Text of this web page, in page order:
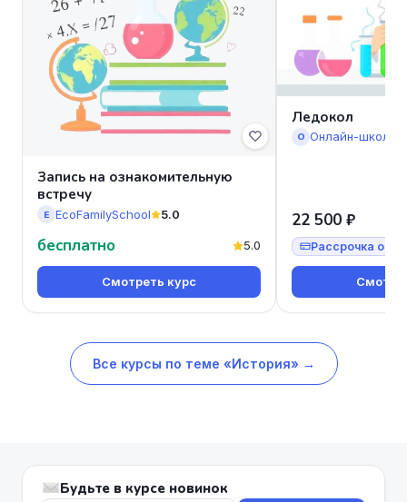
Запись на ознакомительную
встречу
E EcoFamilySchool 5.0
бесплатно 5.0
Смотреть курс
Ледокол
О Онлайн-школа
22 500 ₽
Рассрочка от
Все курсы по теме «История» →
Будьте в курсе новинок